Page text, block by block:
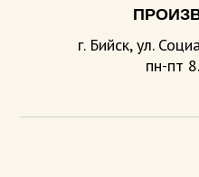
г. Бийск, ул.
пн-пт